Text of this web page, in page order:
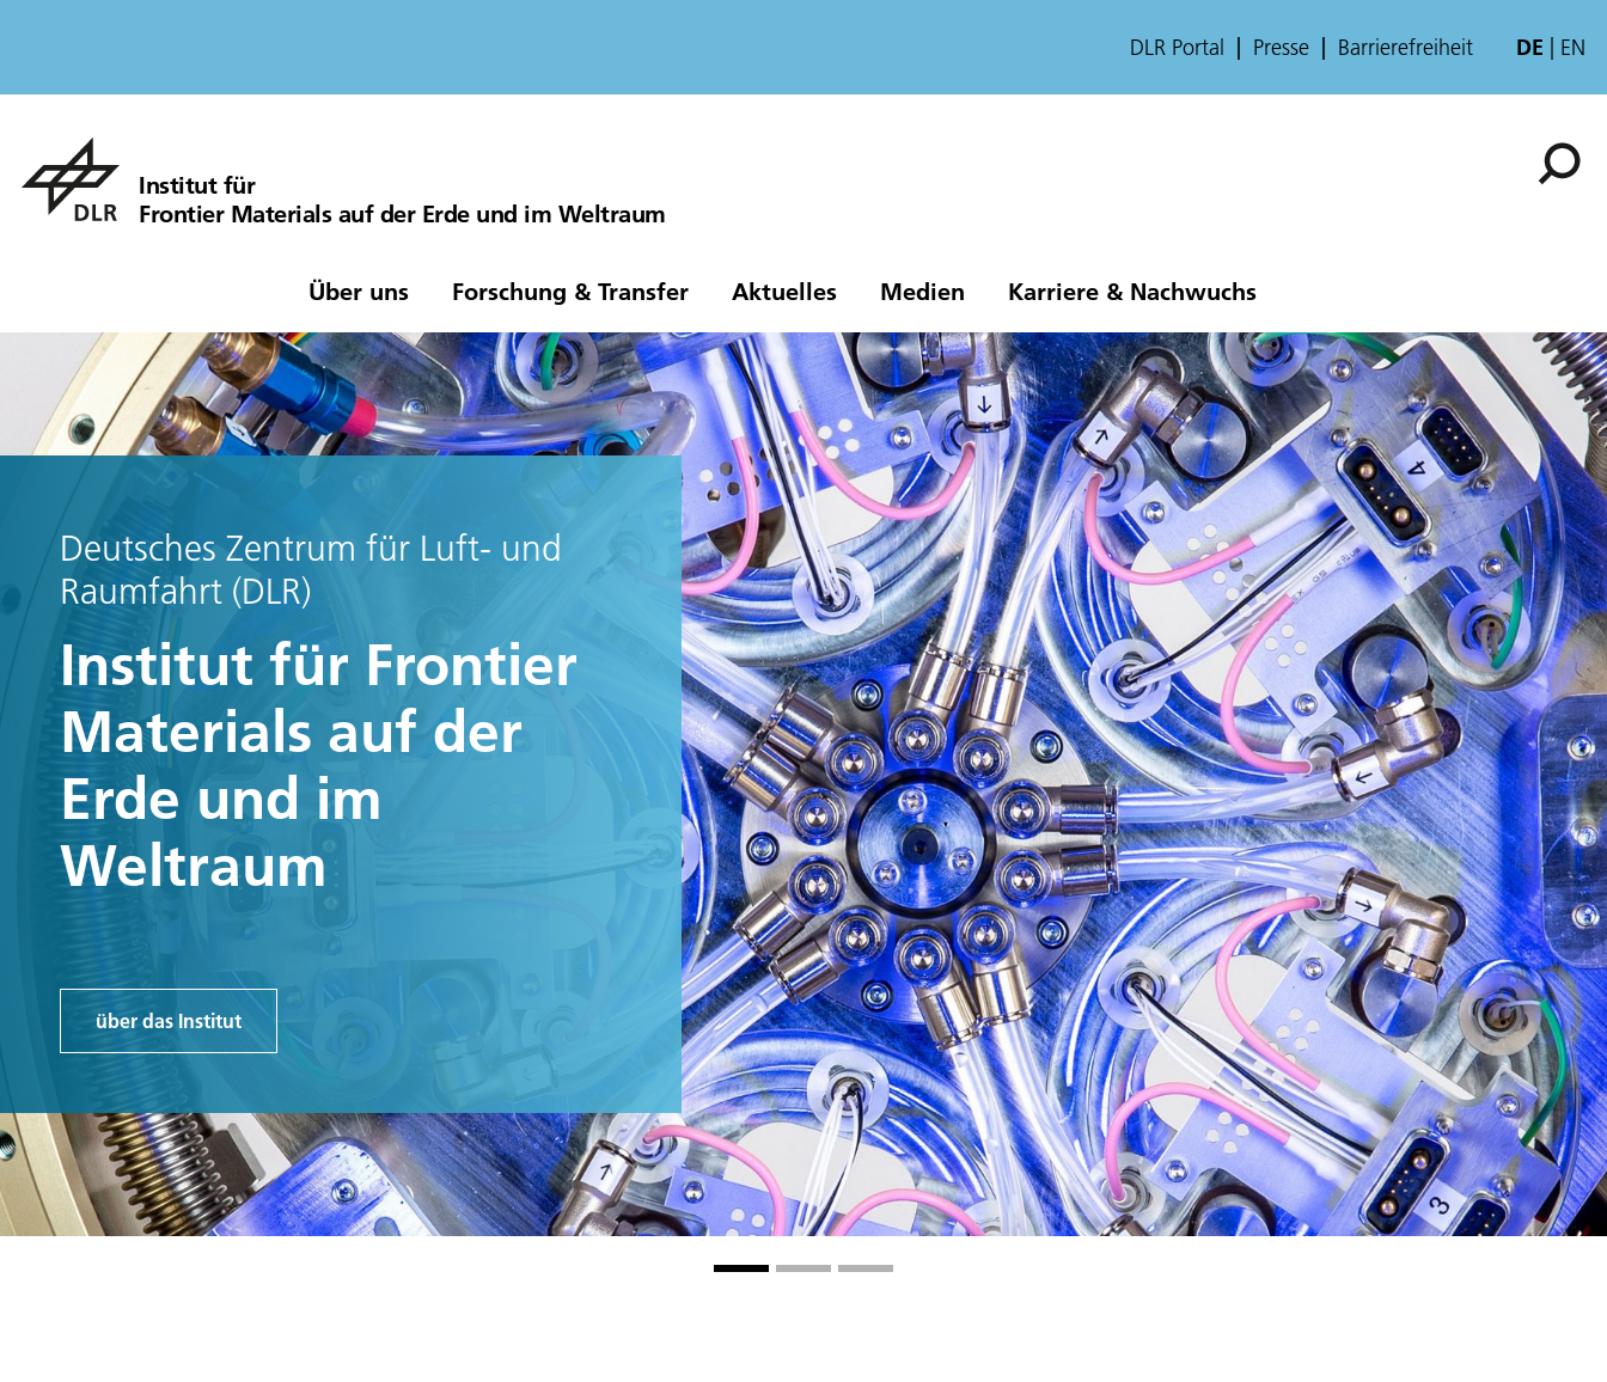
DLR Portal Presse Barrierefreiheit DE EN
Institut für
Frontier Materials auf der Erde und im Weltraum
Über uns Forschung & Transfer Aktuelles Medien Karriere & Nachwuchs
Deutsches Zentrum für Luft- und
Raumfahrt (DLR)
Institut für Frontier
Materials auf der
Erde und im
Weltraum
über das Institut